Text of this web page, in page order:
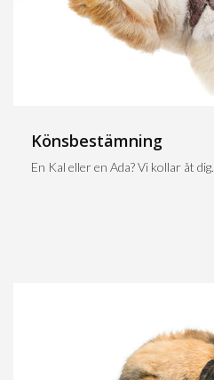
Könsbestämning
En Kal eller en Ada? Vi kollar åt dig.